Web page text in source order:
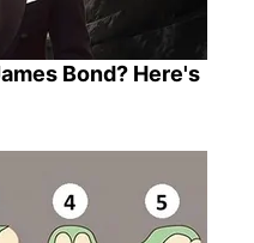
Bond? Here's